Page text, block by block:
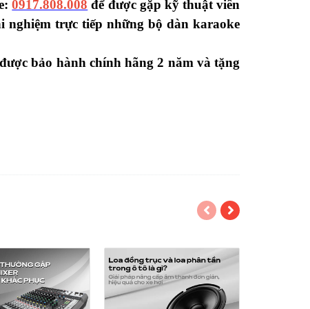
0917.808.008 để được gặp kỹ thuật viên
nghiệm trực tiếp những bộ dàn karaoke
bảo hành chính hãng 2 năm và tặng